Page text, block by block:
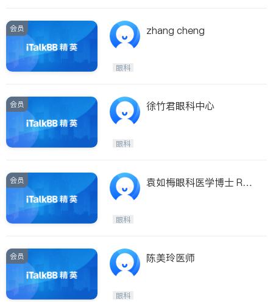
会员 zhang cheng
眼科
会员 徐竹君眼科中心
眼科
会员
袁如梅眼科医学博士 Ru
眼科
会员 陈美玲医师
眼科